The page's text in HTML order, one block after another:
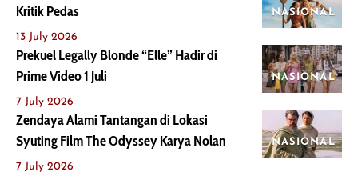
NASIONAL
Kritik Pedas
13 July 2026
NASIONAL
Prekuel Legally Blonde “Elle” Hadir di
Prime Video 1 Juli
7 July 2026
NASIONAL
Zendaya Alami Tantangan di Lokasi
Syuting Film The Odyssey Karya Nolan
7 July 2026